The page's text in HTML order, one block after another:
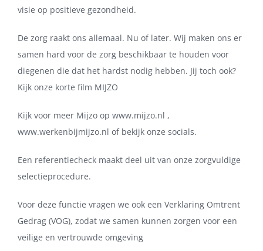
visie op positieve gezondheid.
De zorg raakt ons allemaal. Nu of later. Wij maken ons er
samen hard voor de zorg beschikbaar te houden voor
diegenen die dat het hardst nodig hebben. Jij toch ook?
Kijk onze korte film MIJZO
Kijk voor meer Mijzo op www.mijzo.nl ,
www.werkenbijmijzo.nl of bekijk onze socials.
Een referentiecheck maakt deel uit van onze zorgvuldige
selectieprocedure.
Voor deze functie vragen we ook een Verklaring Omtrent
Gedrag (VOG), zodat we samen kunnen zorgen voor een
veilige en vertrouwde omgeving